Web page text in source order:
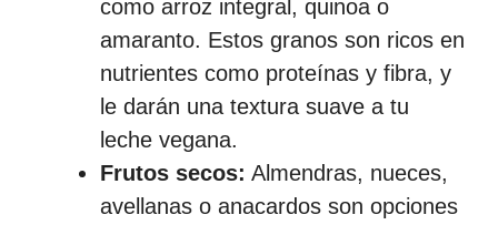
como arroz integral, quinoa o
amaranto. Estos granos son ricos en
nutrientes como proteínas y fibra, y
le darán una textura suave a tu
leche vegana.
Frutos secos: Almendras, nueces,
avellanas o anacardos son opciones